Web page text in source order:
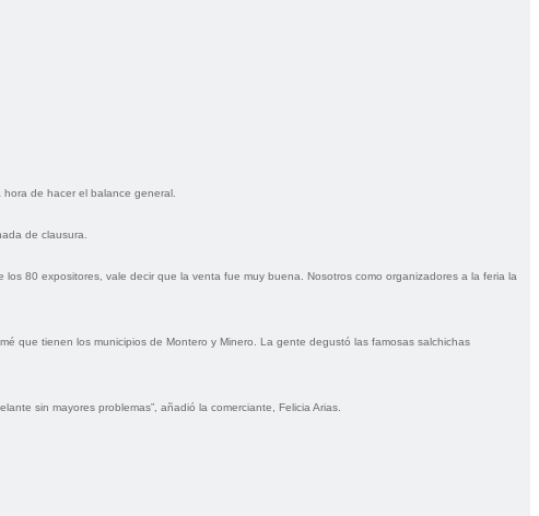
de hacer el balance general.
de clausura.
80 expositores, vale decir que la venta fue muy buena. Nosotros como organizadores a la feria la
que tienen los municipios de Montero y Minero. La gente degustó las famosas salchichas
sin mayores problemas”, añadió la comerciante, Felicia Arias.